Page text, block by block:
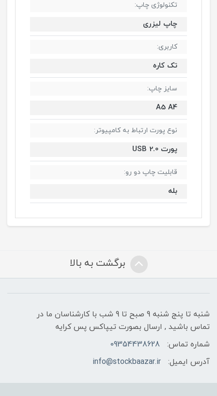
تکنولوژی چاپ:
چاپ لیزری
کاربری:
تک کاره
سایز چاپ:
A5 A4
نوع پورت ارتباط به کامپیوتر:
پورت USB 2.0
قابلیت چاپ دو رو:
بله
برگشت به بالا
شنبه تا پنج شنبه 9 صبح تا 9 شب با کارشناسان ما در
تماس باشید , ارسال بصورت تیپاکس پس کرایه
شماره تماس:
09354438628
آدرس ایمیل:
info@stockbaazar.ir